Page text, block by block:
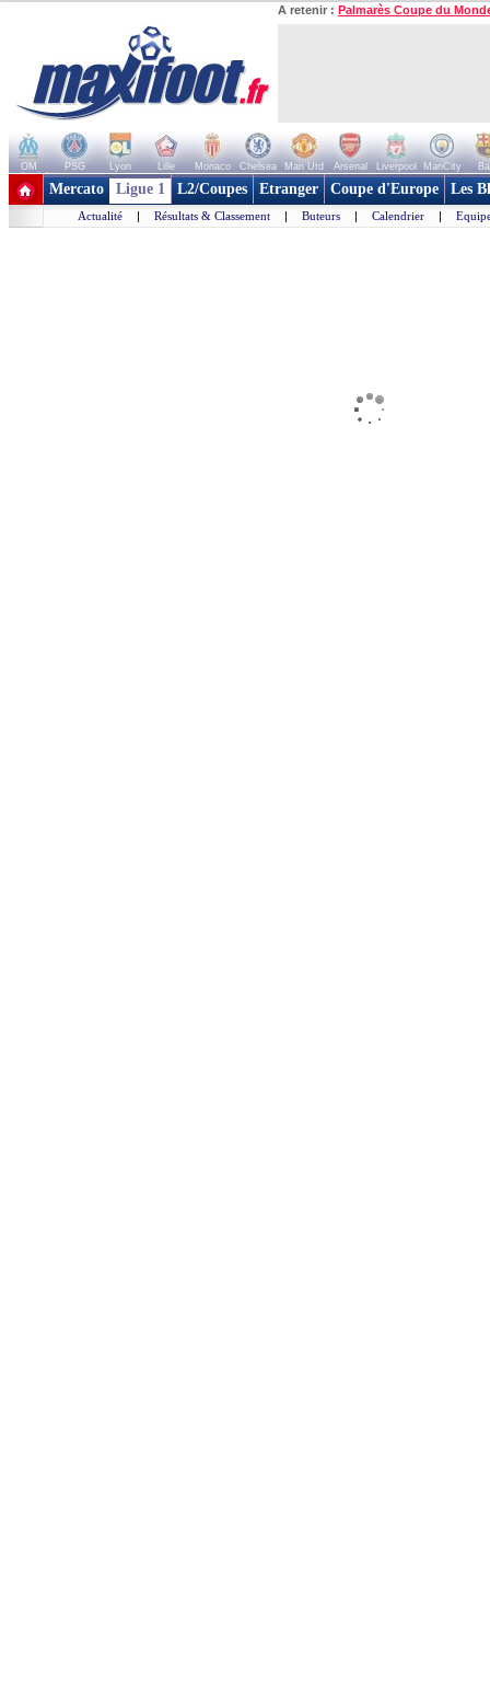
A retenir : Palmarès Coupe du
OM PSG Lyon Lille Monaco Chelsea Man Utd Arsenal Liverpool ManCity
+ de clubs
Mercato Ligue 1 L2/Coupes Etranger Coupe d'Europe Les
Actualité | Résultats & Classement | Buteurs | Calendrier |